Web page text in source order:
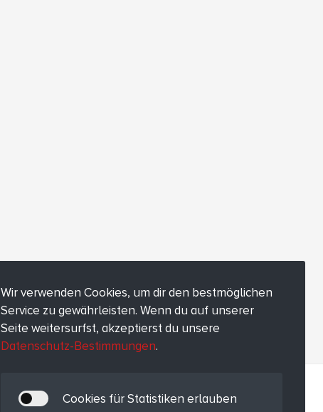
Wir verwenden Cookies, um dir den bestmöglichen
Service zu gewährleisten. Wenn du auf unserer
Seite weitersurfst, akzeptierst du unsere
Datenschutz-Bestimmungen.
Cookies für Statistiken erlauben